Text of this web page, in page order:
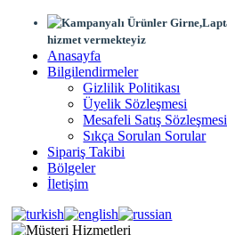
hizmet vermekteyiz
Anasayfa
Bilgilendirmeler
Gizlilik Politikası
Üyelik Sözleşmesi
Mesafeli Satış Sözleşmesi
Sıkça Sorulan Sorular
Sipariş Takibi
Bölgeler
İletişim